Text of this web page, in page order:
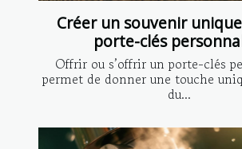
Créer un souvenir
porte-clés
Offrir ou s’offrir un porte-clés
permet de donner une touche
du...